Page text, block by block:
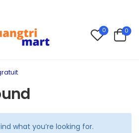
0 0
what you’re looking for.